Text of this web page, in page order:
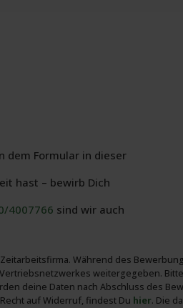
dem Formular in dieser
hast – bewirb Dich
4007766 sind wir auch
Während des
weiter­gegeben.
deine Daten nach Abschluss des
auf Wider­ruf, findest Du hier. Die